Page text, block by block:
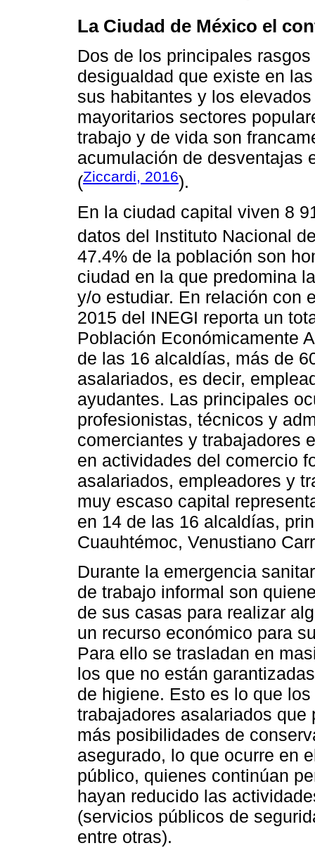
La Ciudad de México el
Dos de los principales
desigualdad que existe en
sus habitantes y los
mayoritarios sectores
trabajo y de vida son
acumulación de desventajas
(Ziccardi, 2016).
En la ciudad capital viven 8
datos del Instituto Nacional
47.4% de la población son
ciudad en la que predomina
y/o estudiar. En relación con
2015 del INEGI reporta un
Población Económicamente
de las 16 alcaldías, más de
asalariados, es decir,
ayudantes. Las principales
profesionistas, técnicos y
comerciantes y trabajadores
en actividades del comercio
asalariados, empleadores y
muy escaso capital
en 14 de las 16 alcaldías,
Cuauhtémoc, Venustiano
Durante la emergencia
de trabajo informal son
de sus casas para realizar
un recurso económico para
Para ello se trasladan en
los que no están
de higiene. Esto es lo que
trabajadores asalariados
más posibilidades de
asegurado, lo que ocurre en
público, quienes continúan
hayan reducido las
(servicios públicos de
entre otras).